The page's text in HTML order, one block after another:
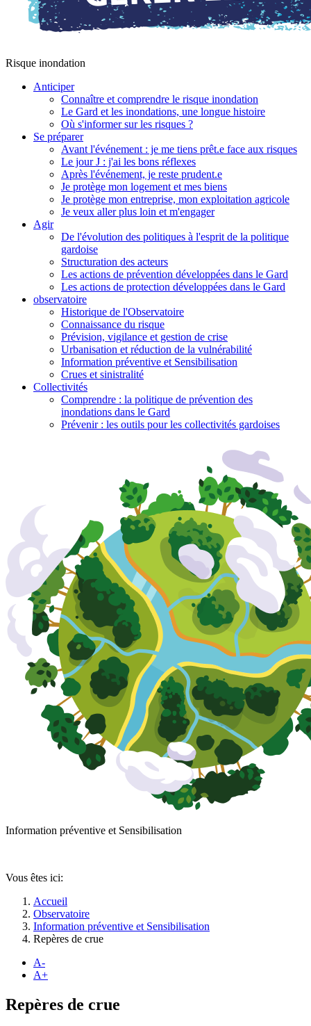
Risque inondation
Anticiper
Connaître et comprendre le risque inondation
Le Gard et les inondations, une longue histoire
Où s'informer sur les risques ?
Se préparer
Avant l'événement : je me tiens prêt.e face aux risques
Le jour J : j'ai les bons réflexes
Après l'événement, je reste prudent.e
Je protège mon logement et mes biens
Je protège mon entreprise, mon exploitation agricole
Je veux aller plus loin et m'engager
Agir
De l'évolution des politiques à l'esprit de la politique
gardoise
Structuration des acteurs
Les actions de prévention développées dans le Gard
Les actions de protection développées dans le Gard
observatoire
Historique de l'Observatoire
Connaissance du risque
Prévision, vigilance et gestion de crise
Urbanisation et réduction de la vulnérabilité
Information préventive et Sensibilisation
Crues et sinistralité
Collectivités
Comprendre : la politique de prévention des
inondations dans le Gard
Prévenir : les outils pour les collectivités gardoises
Information préventive et Sensibilisation
Vous êtes ici:
Accueil
Observatoire
Information préventive et Sensibilisation
Repères de crue
A-
A+
Repères de crue